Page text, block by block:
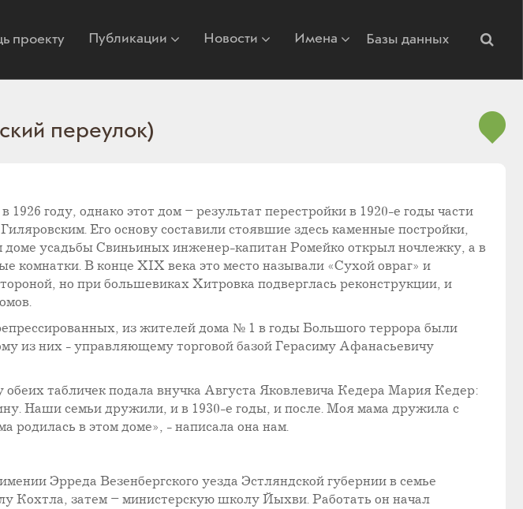
проекту Публикации Новости Имена Базы данных
переулок)
году, однако этот дом – результат перестройки в 1920-е годы части
Его основу составили стоявшие здесь каменные постройки,
усадьбы Свиньиных инженер-капитан Ромейко открыл ночлежку, а в
комнатки. В конце XIX века это место называли «Сухой овраг» и
но при большевиках Хитровка подверглась реконструкции, и
из жителей дома № 1 в годы Большого террора были
из них - управляющему торговой базой Герасиму Афанасьевичу
табличек подала внучка Августа Яковлевича Кедера Мария Кедер:
Наши семьи дружили, и в 1930-е годы, и после. Моя мама дружила с
родилась в этом доме», - написала она нам.
Эрреда Везенбергского уезда Эстляндской губернии в семье
Кохтла, затем – министерскую школу Йыхви. Работать он начал